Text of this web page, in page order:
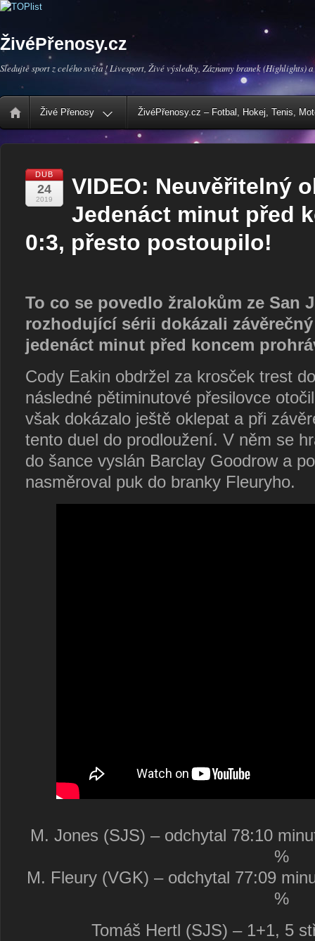
ŽivéPřenosy.cz
Sledujte sport z celého světa ! Livesport, Živé výsledky, Záznamy branek (Highlights) a
Živé Přenosy ŽivéPřenosy.cz – Fotbal, Hokej, Tenis,
DUB
24
2019
VIDEO: Neuvěřitelný
Jedenáct minut před
0:3, přesto postoupilo!
To co se povedlo žralokům ze San
rozhodující sérii dokázali
jedenáct minut před koncem
Cody Eakin obdržel za krosček trest
následné pětiminutové přesilovce
však dokázalo ještě oklepat a při
tento duel do prodloužení. V něm se
do šance vyslán Barclay Goodrow a
nasměroval puk do branky Fleuryho.
M. Jones (SJS) – odchytal 78:10
%
M. Fleury (VGK) – odchytal 77:09
%
Tomáš Hertl (SJS) – 1+1, 5